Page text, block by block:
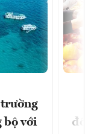
trường
bộ với